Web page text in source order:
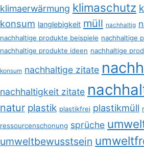
klimaerwärmung klimaschutz
konsum langlebigkeit müll nachhaltig
nachhaltige produkte beispiele nachhaltige
nachhaltige produkte ideen nachhaltige
konsum nachhaltige zitate
nachhaltigkeit zitate
natur plastik plastikfrei plastikmüll
ressourcenschonung sprüche
umweltbewusstsein